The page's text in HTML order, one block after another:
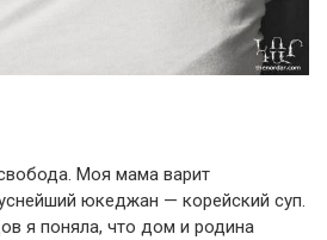
Моя мама варит
юкеджан — корейский суп.
я поняла, что дом и родина